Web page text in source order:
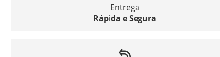
Entrega
Rápida e Segura